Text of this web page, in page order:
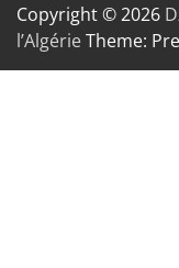
Copyright © 2026
l’AlgérieTheme: